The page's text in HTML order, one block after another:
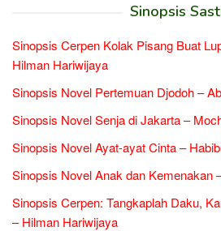
Sinopsis
Sinopsis Cerpen Kolak Pisang Buat
Hilman Hariwijaya
Sinopsis Novel Pertemuan Djodoh –
Sinopsis Novel Senja di Jakarta –
Sinopsis Novel Ayat-ayat Cinta –
Sinopsis Novel Anak dan Kemenakan
Sinopsis Cerpen: Tangkaplah Daku,
– Hilman Hariwijaya